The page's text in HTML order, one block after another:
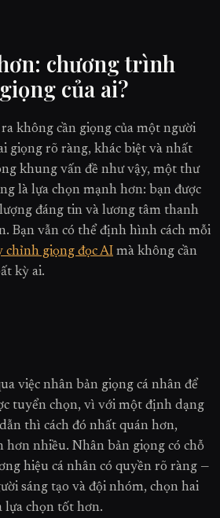
chương trình
của ai?
không cần giọng của một người
giọng rõ ràng, khác biệt và nhất
khung vấn đề như vậy, một thư
là lựa chọn mạnh hơn: bạn được
đáng tin và lương tâm thanh
Bạn vẫn có thể định hình cách mỗi
chỉnh giọng đọc AI mà không cần
kỳ ai.
việc nhân bản giọng cá nhân để
tuyển chọn, vì với một định dạng
thì cách đó nhất quán hơn,
hơn nhiều. Nhân bản giọng có chỗ
hiệu cá nhân có quyền rõ ràng —
sáng tạo và đội nhóm, chọn hai
lựa chọn tốt hơn.